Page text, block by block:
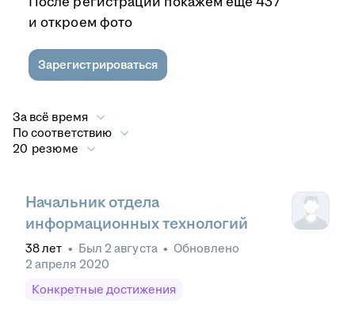
и откроем фото
Зарегистрироваться
За всё время
По соответствию
20 резюме
Начальник отдела
информационных технологий
38лет • Был 2 августа • Обновлено
2 апреля 2020
Конкретные достижения